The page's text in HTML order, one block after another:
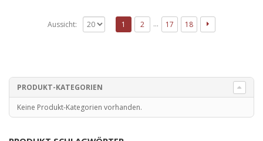
Aussicht: 1 2 … 17 18
PRODUKT-KATEGORIEN
Keine Produkt-Kategorien vorhanden.